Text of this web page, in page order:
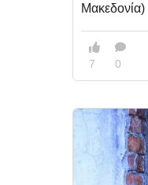
Μακεδονία)
7 0